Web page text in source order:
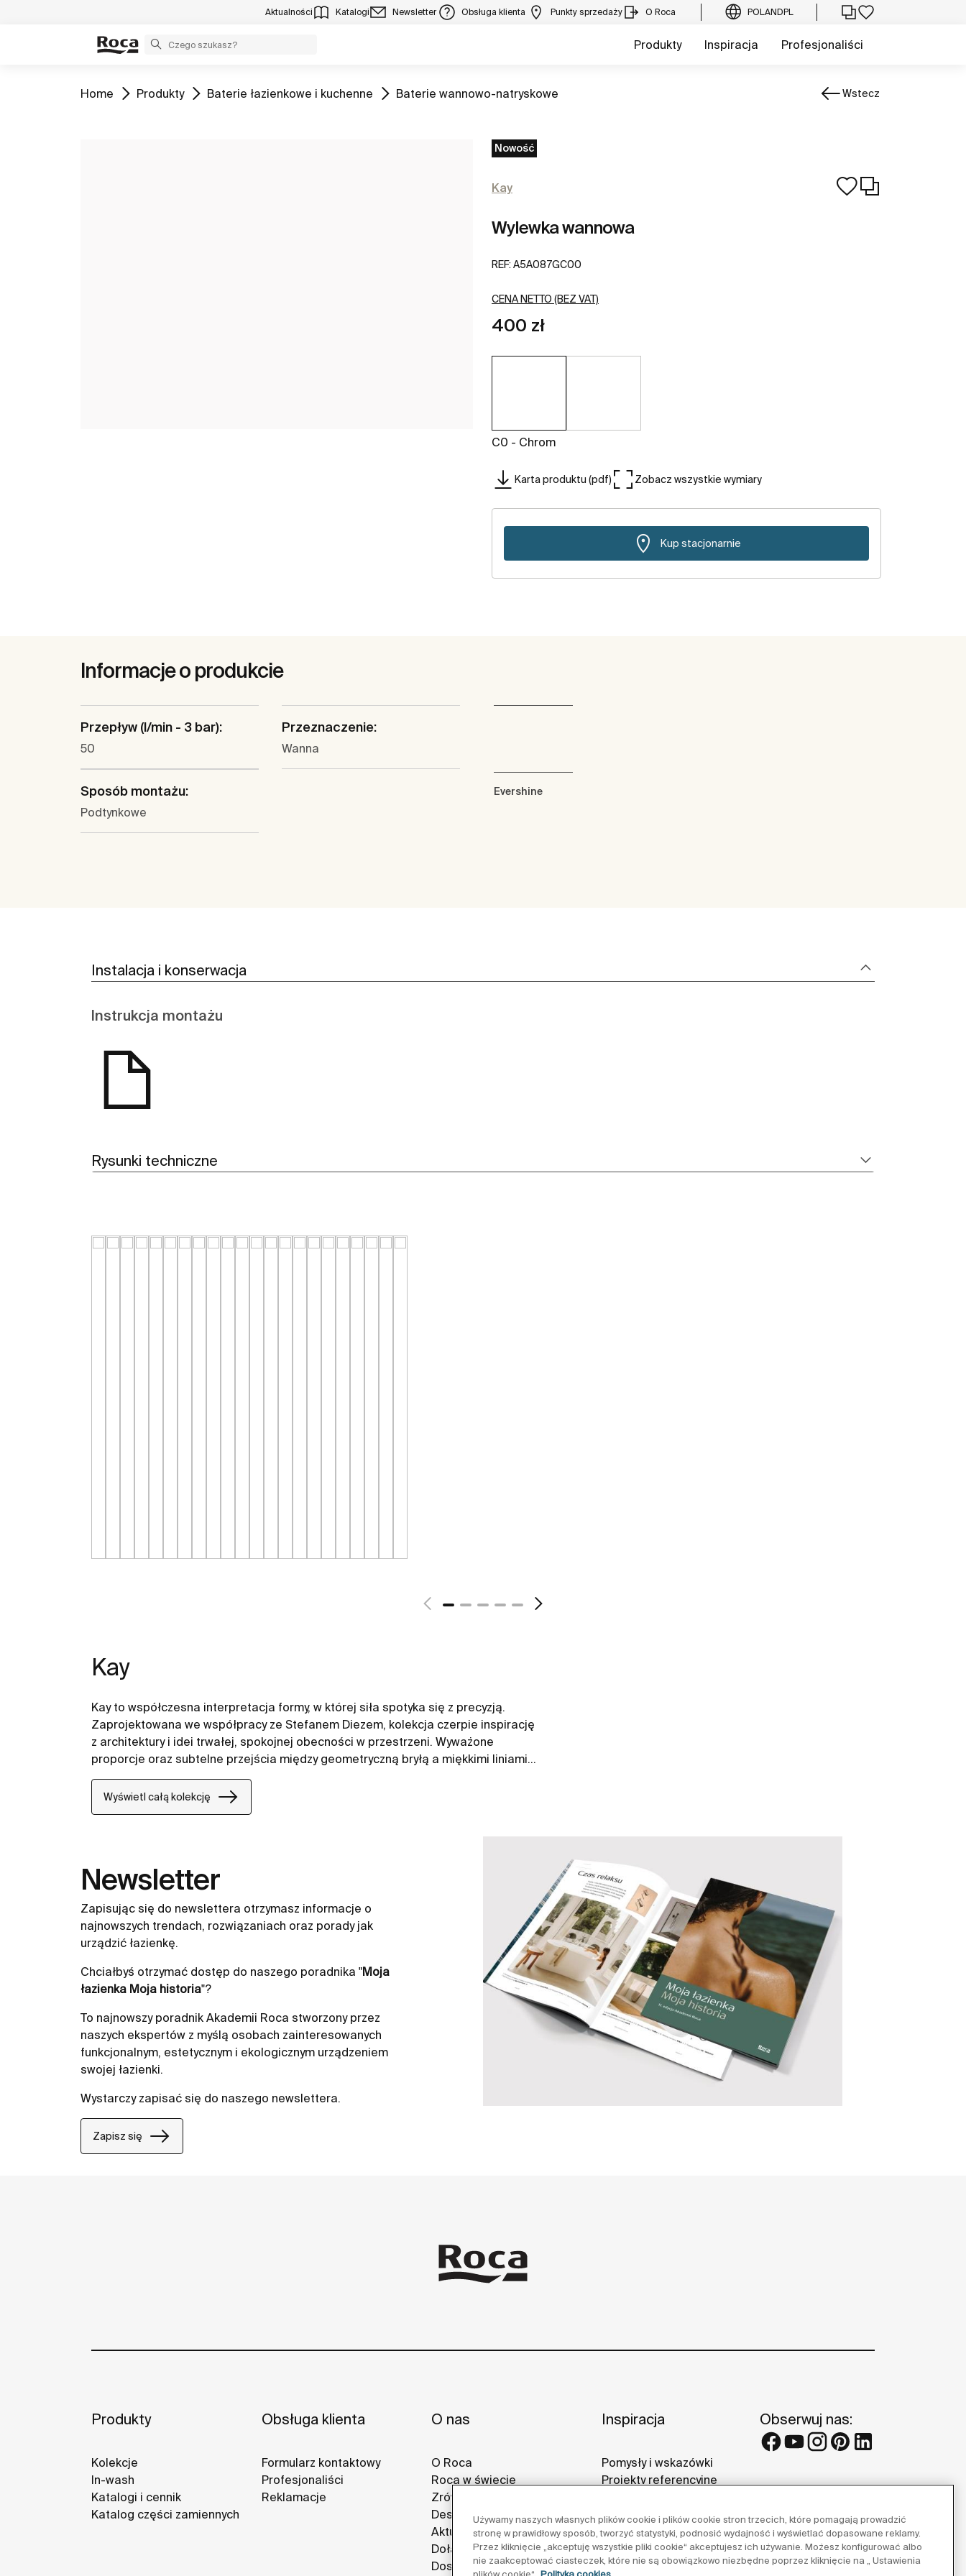
Aktualności Katalogi Newsletter Obsługa klienta Punkty sprzedaży O Roca POLANDPL
Produkty Inspiracja Profesjonaliści
Zobacz
Home Zobacz
Produkty Zobacz
Baterie łazienkowe i kuchenne Zobacz
Baterie wannowo-natryskowe Wstecz
Nowość
Kay
Wylewka wannowa
REF: A5A087GC00
CENA NETTO (BEZ VAT)
400 zł
C0 - Chrom
Karta produktu (pdf) Zobacz wszystkie wymiary
Kup stacjonarnie
Informacje o produkcie
Przepływ (l/min - 3 bar):
50
Przeznaczenie:
Wanna
Sposób montażu:
Podtynkowe
Evershine
Instalacja i konserwacja
Instrukcja montażu
Rysunki techniczne
Kay
Kay to współczesna interpretacja formy, w której siła spotyka się z precyzją.
Zaprojektowana we współpracy ze Stefanem Diezem, kolekcja czerpie inspirację
z architektury i idei trwałej, spokojnej obecności w przestrzeni. Wyważone
proporcje oraz subtelne przejścia między geometryczną bryłą a miękkimi liniami
tworzą harmonijną, ponadczasową całość. Każdy detal został dopracowany tak,
aby łączyć wyrazisty charakter z codziennym komfortem użytkowania, nadając
przestrzeni poczucie równowagi i naturalnej spójności.
Wyświetl całą kolekcję
Newsletter
Zapisując się do newslettera otrzymasz informacje o
najnowszych trendach, rozwiązaniach oraz porady jak
urządzić łazienkę.
Chciałbyś otrzymać dostęp do naszego poradnika "Moja
łazienka Moja historia"?
To najnowszy poradnik Akademii Roca stworzony przez
naszych ekspertów z myślą osobach zainteresowanych
funkcjonalnym, estetycznym i ekologicznym urządzeniem
swojej łazienki.
Wystarczy zapisać się do naszego newslettera.
Zapisz się
Produkty
Kolekcje
In-wash
Katalogi i cennik
Katalog części zamiennych
Obsługa klienta
Formularz kontaktowy
Profesjonaliści
Reklamacje
O nas
O Roca
Roca w świecie
Zrównoważony rozwój
Design i innowacja
Aktualności
Dołącz do nas
Dostawcy
Inspiracja
Pomysły i wskazówki
Projekty referencyjne
Obserwuj nas:
Używamy naszych własnych plików cookie i plików cookie stron trzecich, które pomagają prowadzić
stronę w prawidłowy sposób, tworzyć statystyki, podnosić wydajność i wyświetlać dopasowane reklamy.
Przez kliknięcie „akceptuję wszystkie pliki cookie“ akceptujesz ich używanie. Możesz konfigurować albo
nie zaakceptować ciasteczek, które nie są obowiązkowo niezbędne poprzez kliknięcie na „ Ustawienia